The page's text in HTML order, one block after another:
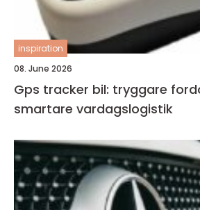
inspiration
08. June 2026
Gps tracker bil: tryggare
smartare vardagslogistik